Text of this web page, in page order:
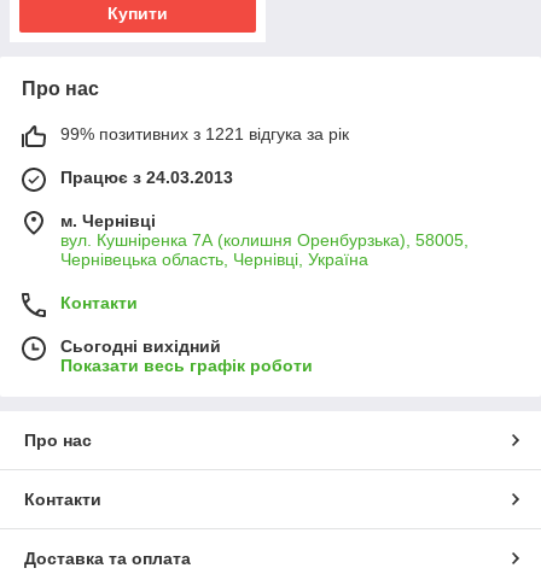
Купити
Про нас
99% позитивних з 1221 відгука за рік
Працює з 24.03.2013
м. Чернівці
вул. Кушніренка 7А (колишня Оренбурзька), 58005,
Чернівецька область, Чернівці, Україна
Контакти
Сьогодні вихідний
Показати весь графік роботи
Про нас
Контакти
Доставка та оплата